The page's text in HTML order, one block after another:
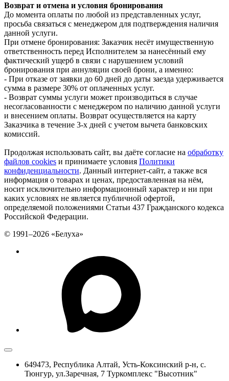
Возврат и отмена и условия бронирования
До момента оплаты по любой из представленных услуг,
просьба связаться с менеджером для подтверждения наличия
данной услуги.
При отмене бронирования: Заказчик несёт имущественную
ответственность перед Исполнителем за нанесённый ему
фактический ущерб в связи с нарушением условий
бронирования при аннуляции своей брони, а именно:
- При отказе от заявки до 60 дней до даты заезда удерживается
сумма в размере 30% от оплаченных услуг.
- Возврат суммы услуги может производиться в случае
несогласованности с менеджером по наличию данной услуги
и внесением оплаты. Возврат осуществляется на карту
Заказчика в течение 3-х дней с учетом вычета банковских
комиссий.
Продолжая использовать сайт, вы даёте согласие на обработку
файлов cookies и принимаете условия Политики
конфиденциальности. Данный интернет-сайт, а также вся
информация о товарах и ценах, предоставленная на нём,
носит исключительно информационный характер и ни при
каких условиях не является публичной офертой,
определяемой положениями Статьи 437 Гражданского кодекса
Российской Федерации.
© 1991–2026 «Белуха»
649473, Республика Алтай, Усть-Коксинский р-н, с.
Тюнгур, ул.Заречная, 7 Туркомплекс "Высотник"